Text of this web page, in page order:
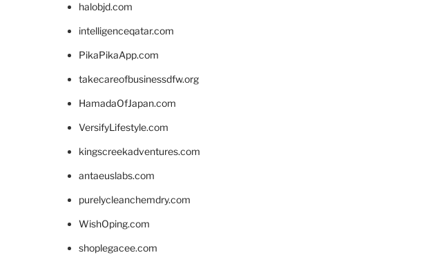
halobjd.com
intelligenceqatar.com
PikaPikaApp.com
takecareofbusinessdfw.org
HamadaOfJapan.com
VersifyLifestyle.com
kingscreekadventures.com
antaeuslabs.com
purelycleanchemdry.com
WishOping.com
shoplegacee.com